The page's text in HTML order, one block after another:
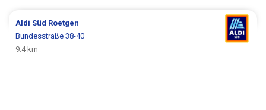
Aldi Süd Roetgen
Bundesstraße 38-40
9.4 km